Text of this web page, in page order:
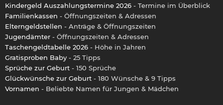
Kindergeld Auszahlungstermine 2026 - Termine im Überblick
Familienkassen - Öffnungszeiten & Adressen
Elterngeldstellen - Anträge & Öffnungszeiten
Jugendämter - Öffnungszeiten & Adressen
Taschengeldtabelle 2026 - Höhe in Jahren
Gratisproben Baby - 25 Tipps
Sprüche zur Geburt - 150 Sprüche
Glückwünsche zur Geburt - 180 Wünsche & 9 Tipps
Vornamen - Beliebte Namen für Jungen & Mädchen